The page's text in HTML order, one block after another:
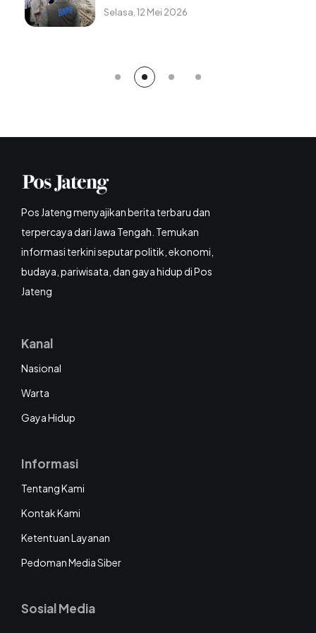
Sabtu, 8 Agustus 2026
Pos Jateng menyajikan berita terbaru dan
terpercaya dari Jawa Tengah. Temukan
informasi terkini seputar politik, ekonomi,
budaya, pariwisata, dan gaya hidup di Pos
Jateng
Kanal
Nasional
Warta
Gaya Hidup
Informasi
Tentang Kami
Kontak Kami
Ketentuan Layanan
Pedoman Media Siber
Sosial Media